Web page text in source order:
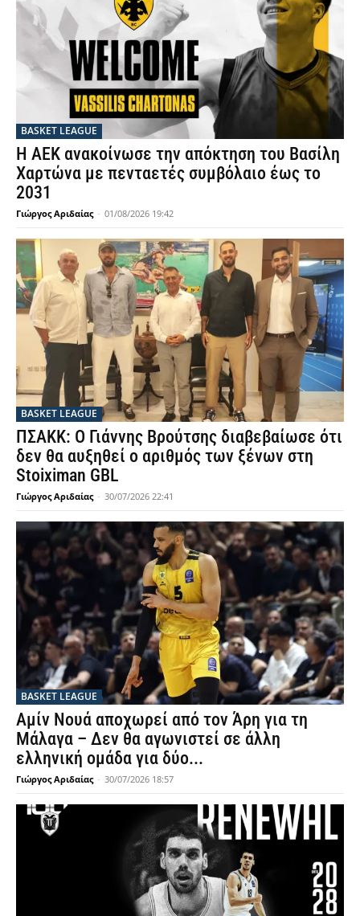
BASKET LEAGUE
Η ΑΕΚ ανακοίνωσε την απόκτηση του Βασίλη
Χαρτώνα με πενταετές συμβόλαιο έως το
2031
Γιώργος Αριδαίας - 01/08/2026 19:42
BASKET LEAGUE
ΠΣΑΚΚ: Ο Γιάννης Βρούτσης διαβεβαίωσε ότι
δεν θα αυξηθεί ο αριθμός των ξένων στη
Stoiximan GBL
Γιώργος Αριδαίας - 30/07/2026 22:41
BASKET LEAGUE
Αμίν Νουά αποχωρεί από τον Άρη για τη
Μάλαγα – Δεν θα αγωνιστεί σε άλλη
ελληνική ομάδα για δύο...
Γιώργος Αριδαίας - 30/07/2026 18:57